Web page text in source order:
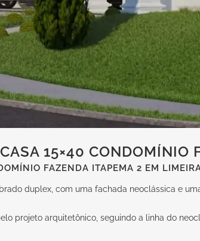
15×40 CONDOMÍNIO
FAZENDA ITAPEMA 2 EM
duplex, com uma fachada neoclássica e
projeto arquitetônico, seguindo a linha do